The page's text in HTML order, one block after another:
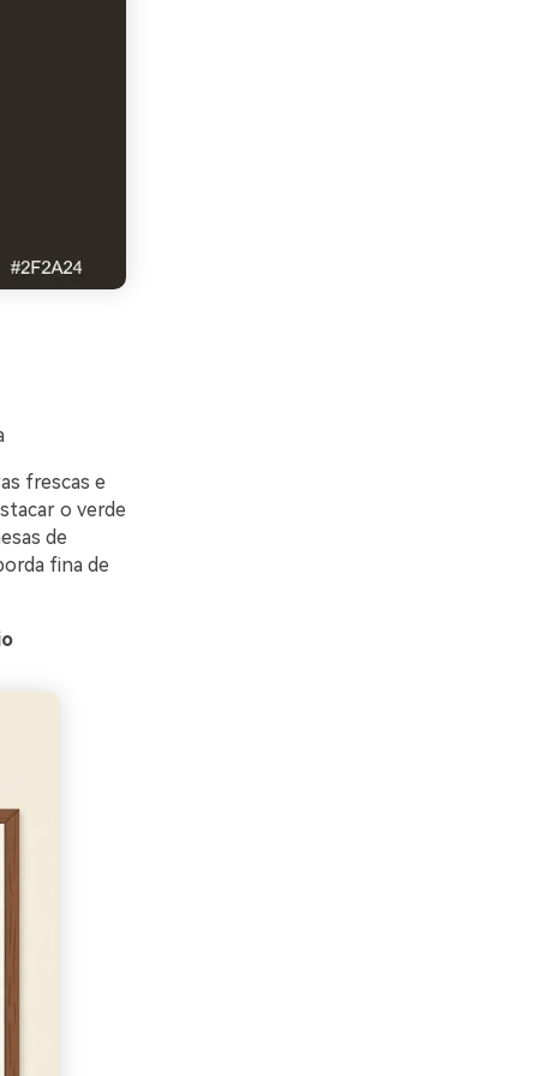
frescas e
o verde
de
fina de